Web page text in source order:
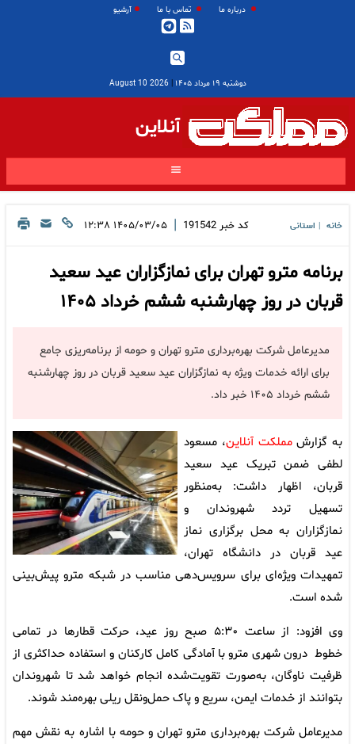
درباره ما تماس با ما آرشیو
دوشنبه ۱۹ مرداد ۱۴۰۵ |
2026 August 10
آنلاین
خانه استانی کد خبر 191542
| ۱۴۰۵/۰۳/۰۵ ۱۲:۳۸
برنامه مترو تهران برای نمازگزاران عید سعید
قربان در روز چهارشنبه ششم خرداد ۱۴۰۵
مدیرعامل شرکت بهره‌برداری مترو تهران و حومه از برنامه‌ریزی جامع
برای ارائه خدمات ویژه به نمازگزاران عید سعید قربان در روز چهارشنبه
ششم خرداد ۱۴۰۵ خبر داد.
به گزارشمملکت آنلاین، مسعود
لطفی ضمن تبریک عید سعید
قربان، اظهار داشت: به‌منظور
تسهیل تردد شهروندان و
نمازگزاران به محل برگزاری نماز
عید قربان در دانشگاه تهران،
تمهیدات ویژه‌ای برای سرویس‌دهی مناسب در شبکه مترو پیش‌بینی
شده است.
وی افزود: از ساعت ۵:۳۰ صبح روز عید، حرکت قطارها در تمامی
خطوط درون شهری مترو با آمادگی کامل کارکنان و استفاده حداکثری از
ظرفیت ناوگان، به‌صورت تقویت‌شده انجام خواهد شد تا شهروندان
بتوانند از خدمات ایمن، سریع و پاک حمل‌ونقل ریلی بهره‌مند شوند.
مدیرعامل شرکت بهره‌برداری مترو تهران و حومه با اشاره به نقش مهم